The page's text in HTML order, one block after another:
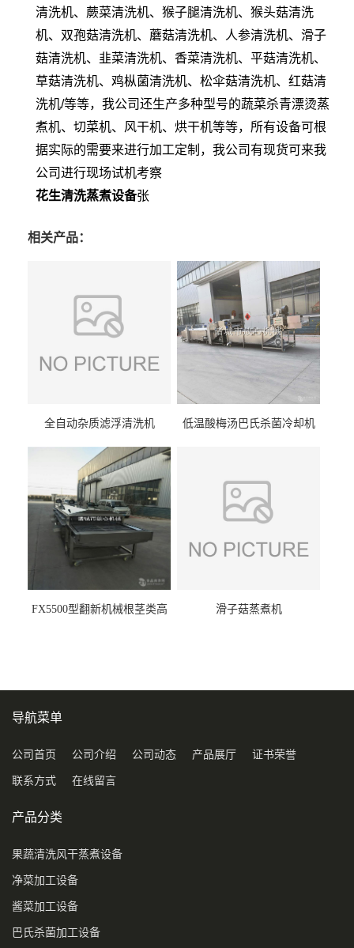
清洗机、蕨菜清洗机、猴子腿清洗机、猴头菇清洗
机、双孢菇清洗机、蘑菇清洗机、人参清洗机、滑子
菇清洗机、韭菜清洗机、香菜清洗机、平菇清洗机、
草菇清洗机、鸡枞菌清洗机、松伞菇清洗机、红菇清
洗机/等等，我公司还生产多种型号的蔬菜杀青漂烫蒸
煮机、切菜机、风干机、烘干机等等，所有设备可根
据实际的需要来进行加工定制，我公司有现货可来我
公司进行现场试机考察
花生清洗蒸煮设备张
相关产品：
全自动杂质滤浮清洗机 低温酸梅汤巴氏杀菌冷却机
FX5500型翻新机械根茎类高
滑子菇蒸煮机
导航菜单
公司首页 公司介绍 公司动态 产品展厅 证书荣誉
联系方式 在线留言
产品分类
果蔬清洗风干蒸煮设备
净菜加工设备
酱菜加工设备
巴氏杀菌加工设备